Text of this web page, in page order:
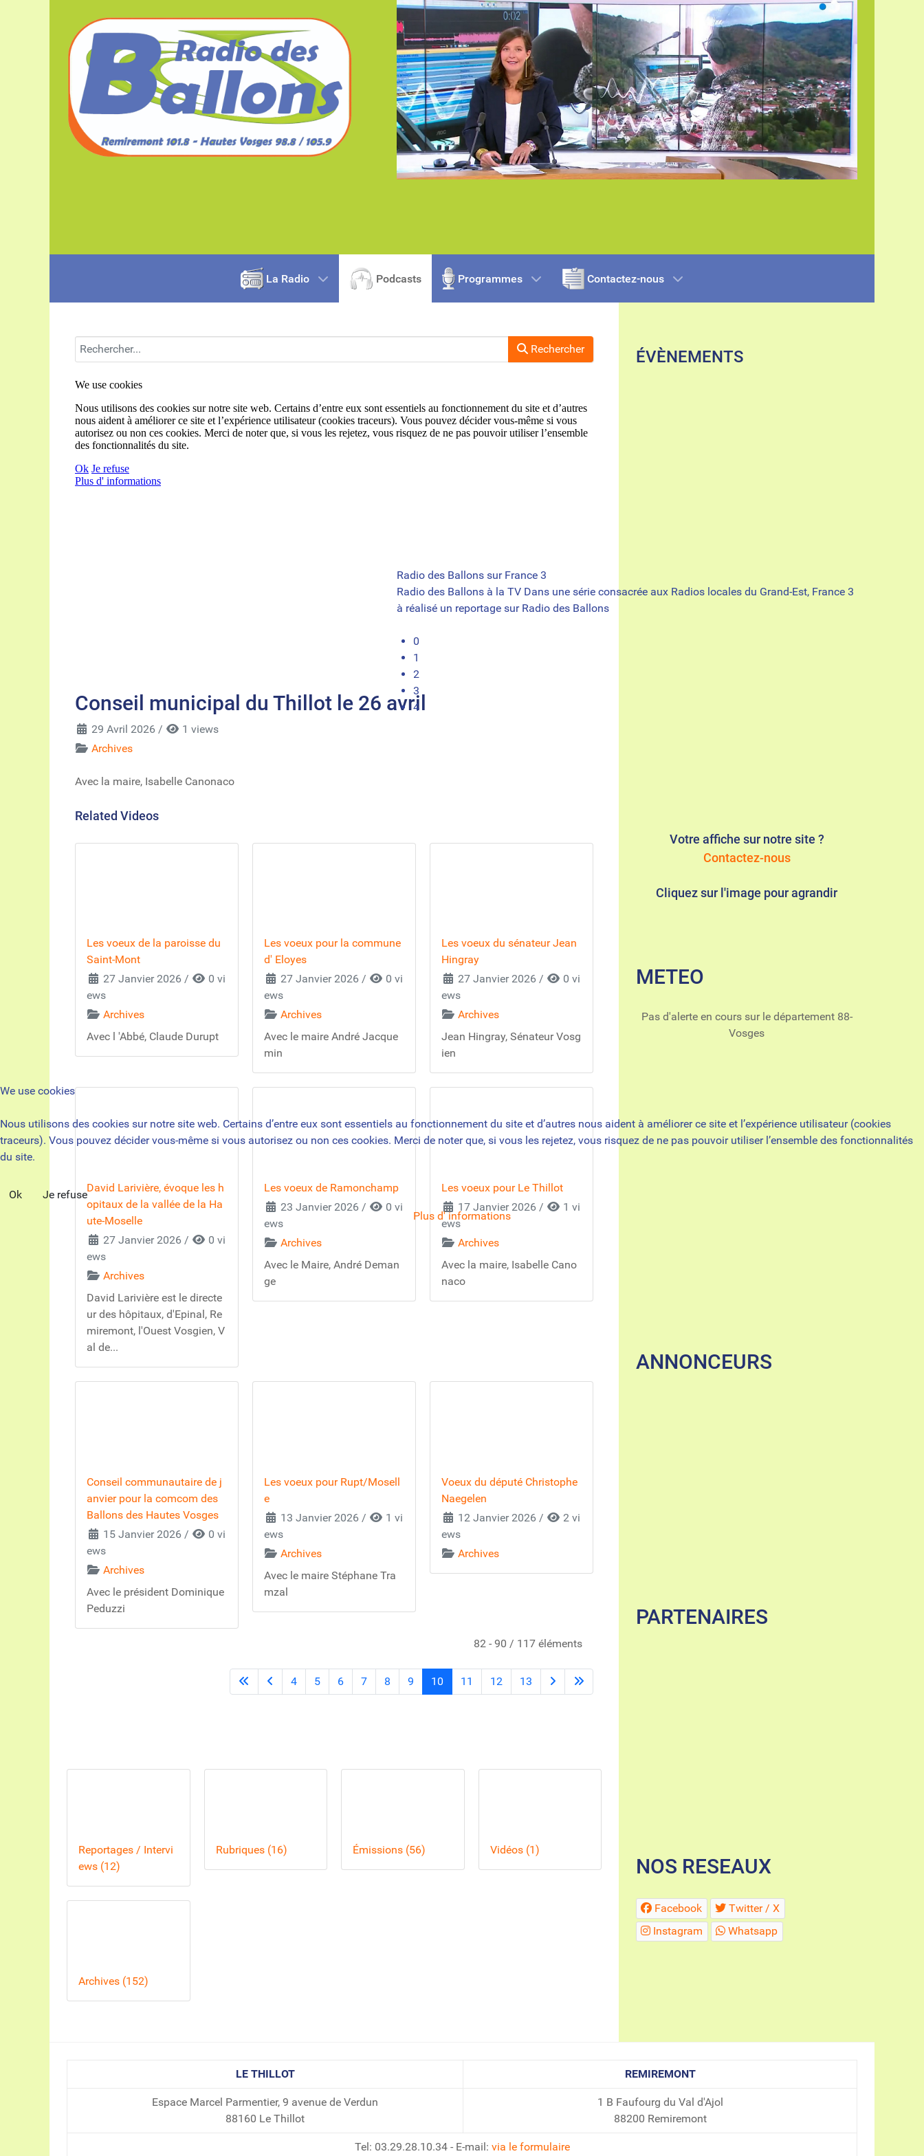
Radio des Ballons sur France 3
Radio des Ballons à la TV Dans une série consacrée aux Radios locales du Grand-Est, France 3
à réalisé un reportage sur Radio des Ballons
0
1
2
3
4
La Radio Podcasts Programmes Contactez-nous
Rechercher
Conseil municipal du Thillot le 26 avril
29 Avril 2026 /
1 views
Archives
Avec la maire, Isabelle Canonaco
Related Videos
Les voeux de la paroisse du
Saint-Mont
27 Janvier 2026 /
0 vi
ews
Archives
Avec l 'Abbé, Claude Durupt
Les voeux pour la commune
d' Eloyes
27 Janvier 2026/
0 vi
ews
Archives
Avec le maire André Jacque
min
Les voeux du sénateur Jean
Hingray
27 Janvier 2026/
0 vi
ews
Archives
Jean Hingray, Sénateur Vosg
ien
David Larivière, évoque les h
opitaux de la vallée de la Ha
ute-Moselle
27 Janvier 2026 /
0 vi
ews
Archives
David Larivière est le directe
ur des hôpitaux, d'Epinal, Re
miremont, l'Ouest Vosgien, V
al de...
Les voeux de Ramonchamp
23 Janvier 2026/
0 vi
ews
Archives
Avec le Maire, André Deman
ge
Les voeux pour Le Thillot
17 Janvier 2026/
1 vi
ews
Archives
Avec la maire, Isabelle Cano
naco
Conseil communautaire de j
anvier pour la comcom des
Ballons des Hautes Vosges
15 Janvier 2026 /
0 vi
ews
Archives
Avec le président Dominique
Peduzzi
Les voeux pour Rupt/Mosell
e
13 Janvier 2026/
1 vi
ews
Archives
Avec le maire Stéphane Tra
mzal
Voeux du député Christophe
Naegelen
12 Janvier 2026/
2 vi
ews
Archives
82 - 90 / 117 éléments
4 5 6 7 8 9 10 11 12 13
Reportages / Intervi
ews (12)
Rubriques (16) Émissions (56) Vidéos (1)
Archives (152)
ÉVÈNEMENTS
Votre affiche sur notre site ?
Contactez-nous
Cliquez sur l'image pour agrandir
METEO
Pas d'alerte en cours sur le département 88-
Vosges
ANNONCEURS
PARTENAIRES
NOS RESEAUX
Facebook
Twitter / X
Instagram
Whatsapp
LE THILLOT REMIREMONT
Espace Marcel Parmentier, 9 avenue de Verdun
88160 Le Thillot
1 B Faufourg du Val d'Ajol
88200 Remiremont
Tel: 03.29.28.10.34 - E-mail: via le formulaire
We use cookies
Nous utilisons des cookies sur notre site web. Certains d’entre eux sont essentiels au fonctionnement du site et d’autres nous aident à améliorer ce site et l’expérience utilisateur (cookies
traceurs). Vous pouvez décider vous-même si vous autorisez ou non ces cookies. Merci de noter que, si vous les rejetez, vous risquez de ne pas pouvoir utiliser l’ensemble des fonctionnalités
du site.
Ok
Je refuse
Plus d' informations